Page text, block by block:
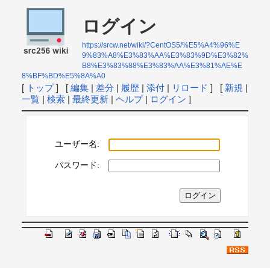
ログイン
https://srcw.net/wiki/?CentOS5/%E5%A4%96%E
9%83%A8%E3%83%AA%E3%83%9D%E3%82%
B8%E3%83%88%E3%83%AA%E3%81%AE%E
8%BF%BD%E5%8A%A0
[ トップ] [ 編集| 差分 | 履歴| 添付| リロード ] [ 新規 |
一覧| 検索| 最終更新| ヘルプ| ログイン ]
ユーザー名:
パスワード: